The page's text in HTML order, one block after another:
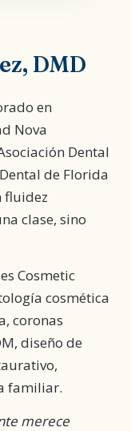
DMD
en
Nova
Dental
de Florida
fluidez
clase, sino
Cosmetic
cosmética
coronas
diseño de
familiar.
merece